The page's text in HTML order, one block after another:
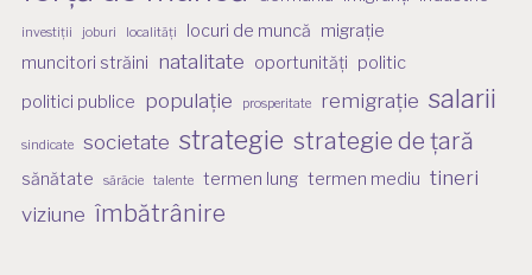
investiții joburi localități locuri de muncă migrație
muncitori străini natalitate oportunități politic
politici publice populație prosperitate remigrație salarii
sindicate societate strategie strategie de țară
sănătate sărăcie talente termen lung termen mediu tineri
viziune îmbătrânire